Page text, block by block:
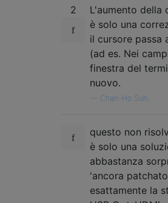
2
L'aumento della
è solo una
il cursore passa
(ad es. Nei
finestra del
nuovo.
Chan-Ho Suh,
questo non
è solo una
abbastanza
'ancora
esattamente la